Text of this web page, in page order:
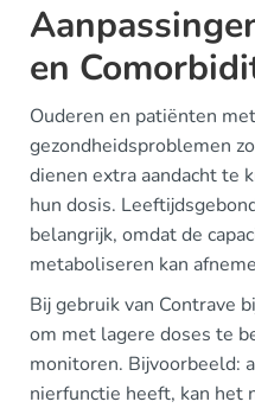
en
Ouderen en patiënten
gezondheidsproblemen
dienen extra aandacht te
hun dosis.
belangrijk, omdat de
metaboliseren kan
Bij gebruik van Contrave
om met lagere doses te
monitoren. Bijvoorbeeld:
nierfunctie heeft, kan het